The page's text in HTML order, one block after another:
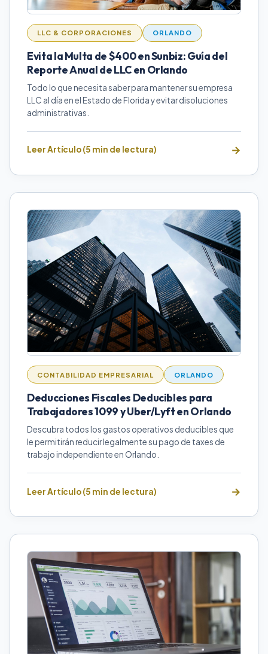
LLC & CORPORACIONES ORLANDO
Evita la Multa de $400 en Sunbiz: Guía del
Reporte Anual de LLC en Orlando
Todo lo que necesita saber para mantener su empresa
LLC al día en el Estado de Florida y evitar disoluciones
administrativas.
Leer Artículo (5 min de lectura)
CONTABILIDAD EMPRESARIAL ORLANDO
Deducciones Fiscales Deducibles para
Trabajadores 1099 y Uber/Lyft en Orlando
Descubra todos los gastos operativos deducibles que
le permitirán reducir legalmente su pago de taxes de
trabajo independiente en Orlando.
Leer Artículo (5 min de lectura)